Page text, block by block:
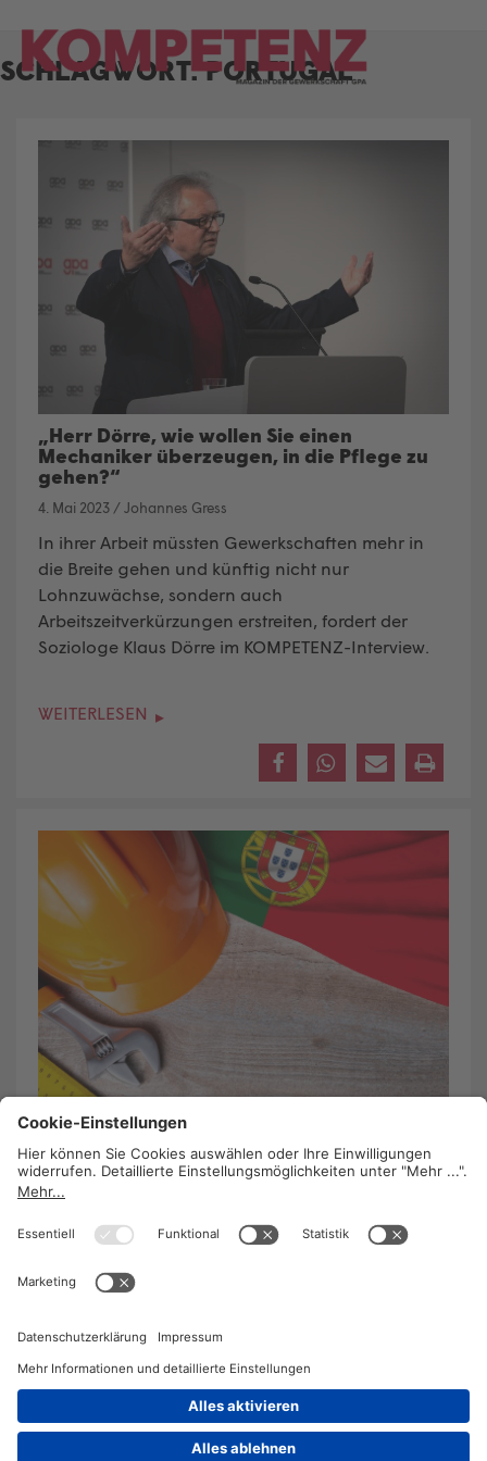
content
SCHLAGWORT:PORTUGAL
„Herr Dörre, wie wollen Sie einen
Mechaniker überzeugen, in die Pflege zu
gehen?“
4. Mai 2023 /Johannes Gress
In ihrer Arbeit müssten Gewerkschaften mehr in
die Breite gehen und künftig nicht nur
Lohnzuwächse, sondern auch
Arbeitszeitverkürzungen erstreiten, fordert der
Soziologe Klaus Dörre im KOMPETENZ-Interview.
WEITERLESEN
Portugal bekennt sich zur „Agenda für
menschenwürdige Arbeit“
27. März 2023/Johannes Gress
LeiharbeiterInnen und die Bekämpfung von
Scheinselbständigkeit – die sozialistische
Regierung Portugals hat viel vor.
WEITERLESEN